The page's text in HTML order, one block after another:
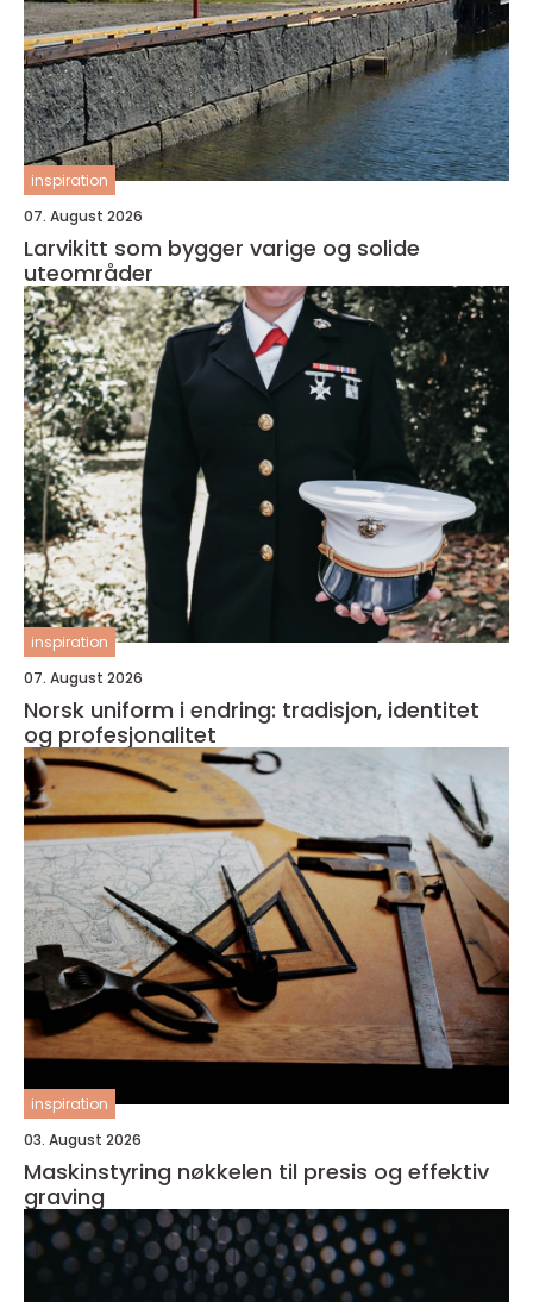
inspiration
07. August 2026
Larvikitt som bygger varige og solide
uteområder
inspiration
07. August 2026
Norsk uniform i endring: tradisjon, identitet
og profesjonalitet
inspiration
03. August 2026
Maskinstyring nøkkelen til presis og effektiv
graving